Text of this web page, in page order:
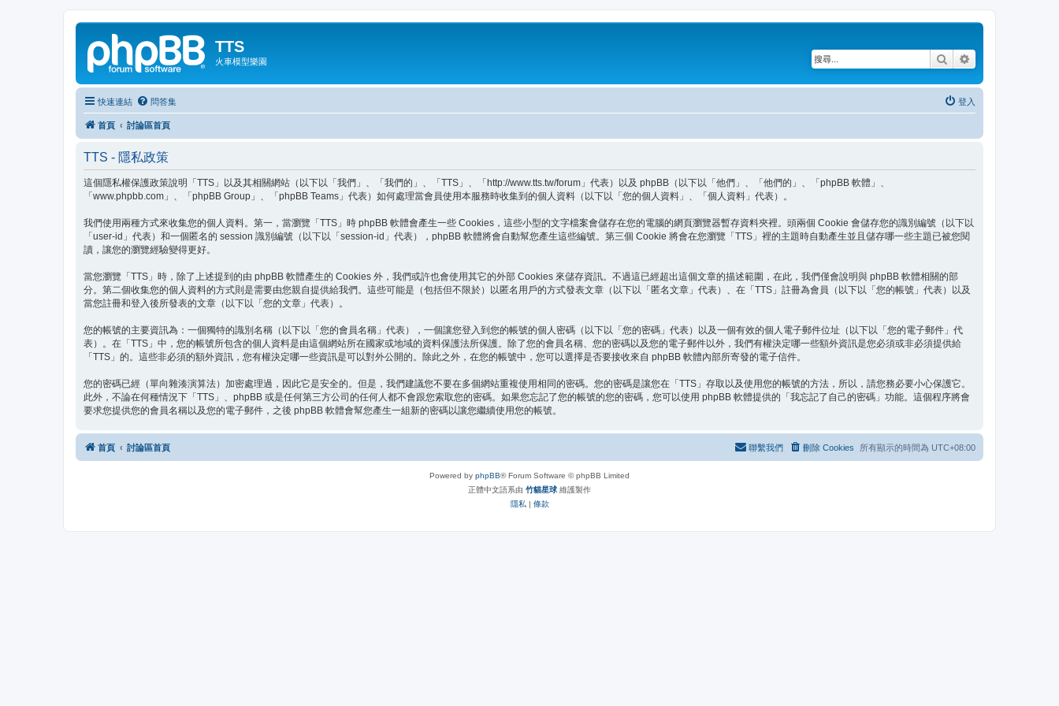
TTS
火車模型樂園 搜尋
快速連結 問答集 登入
首頁 討論區首頁
TTS - 隱私政策
這個隱私權保護政策說明「TTS」以及其相關網站（以下以「我們」、「我們的」、「TTS」、「http://www.tts.tw/forum」代表）以及 phpBB（以下以「他們」、「他們的」、「phpBB 軟體」、
「www.phpbb.com」、「phpBB Group」、「phpBB Teams」代表）如何處理當會員使用本服務時收集到的個人資料（以下以「您的個人資料」、「個人資料」代表）。
我們使用兩種方式來收集您的個人資料。第一，當瀏覽「TTS」時 phpBB 軟體會產生一些 Cookies，這些小型的文字檔案會儲存在您的電腦的網頁瀏覽器暫存資料夾裡。頭兩個 Cookie 會儲存您的識別編號（以下以
「user-id」代表）和一個匿名的 session 識別編號（以下以「session-id」代表），phpBB 軟體將會自動幫您產生這些編號。第三個 Cookie 將會在您瀏覽「TTS」裡的主題時自動產生並且儲存哪一些主題已被您閱
讀，讓您的瀏覽經驗變得更好。
當您瀏覽「TTS」時，除了上述提到的由 phpBB 軟體產生的 Cookies 外，我們或許也會使用其它的外部 Cookies 來儲存資訊。不過這已經超出這個文章的描述範圍，在此，我們僅會說明與 phpBB 軟體相關的部
分。第二個收集您的個人資料的方式則是需要由您親自提供給我們。這些可能是（包括但不限於）以匿名用戶的方式發表文章（以下以「匿名文章」代表）、在「TTS」註冊為會員（以下以「您的帳號」代表）以及
當您註冊和登入後所發表的文章（以下以「您的文章」代表）。
您的帳號的主要資訊為：一個獨特的識別名稱（以下以「您的會員名稱」代表），一個讓您登入到您的帳號的個人密碼（以下以「您的密碼」代表）以及一個有效的個人電子郵件位址（以下以「您的電子郵件」代
表）。在「TTS」中，您的帳號所包含的個人資料是由這個網站所在國家或地域的資料保護法所保護。除了您的會員名稱、您的密碼以及您的電子郵件以外，我們有權決定哪一些額外資訊是您必須或非必須提供給
「TTS」的。這些非必須的額外資訊，您有權決定哪一些資訊是可以對外公開的。除此之外，在您的帳號中，您可以選擇是否要接收來自 phpBB 軟體內部所寄發的電子信件。
您的密碼已經（單向雜湊演算法）加密處理過，因此它是安全的。但是，我們建議您不要在多個網站重複使用相同的密碼。您的密碼是讓您在「TTS」存取以及使用您的帳號的方法，所以，請您務必要小心保護它。
此外，不論在何種情況下「TTS」、phpBB 或是任何第三方公司的任何人都不會跟您索取您的密碼。如果您忘記了您的帳號的您的密碼，您可以使用 phpBB 軟體提供的「我忘記了自己的密碼」功能。這個程序將會
要求您提供您的會員名稱以及您的電子郵件，之後 phpBB 軟體會幫您產生一組新的密碼以讓您繼續使用您的帳號。
首頁 討論區首頁 所有顯示的時間為 UTC+08:00
刪除 Cookies
聯繫我們
Powered by phpBB® Forum Software © phpBB Limited
正體中文語系由 竹貓星球 維護製作
隱私 | 條款